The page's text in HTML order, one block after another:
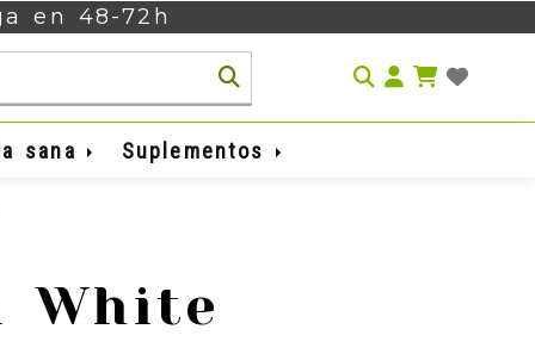
en 48-72h
sana Suplementos
White